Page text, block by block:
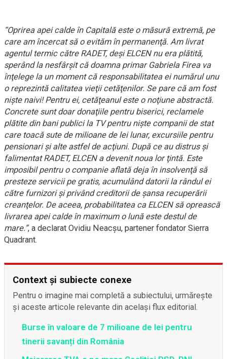
“Oprirea apei calde în Capitală este o măsură extremă, pe
care am încercat să o evităm în permanenţă. Am livrat
agentul termic către RADET, deşi ELCEN nu era plătită,
sperând la nesfârşit că doamna primar Gabriela Firea va
înţelege la un moment că responsabilitatea ei numărul unu
o reprezintă calitatea vieţii cetăţenilor. Se pare că am fost
nişte naivi! Pentru ei, cetăţeanul este o noţiune abstractă.
Concrete sunt doar donaţiile pentru biserici, reclamele
plătite din bani publici la TV pentru nişte companii de stat
care toacă sute de milioane de lei lunar, excursiile pentru
pensionari şi alte astfel de acţiuni. După ce au distrus şi
falimentat RADET, ELCEN a devenit noua lor ţintă. Este
imposibil pentru o companie aflată deja în insolvenţă să
presteze servicii pe gratis, acumulând datorii la rândul ei
către furnizori şi privând creditorii de şansa recuperării
creanţelor. De aceea, probabilitatea ca ELCEN să oprească
livrarea apei calde în maximum o lună este destul de
mare.”, a declarat Ovidiu Neacşu, partener fondator Sierra
Quadrant.
Context și subiecte conexe
Pentru o imagine mai completă a subiectului, urmărește
și aceste articole relevante din același flux editorial.
Burse în valoare de 7 milioane de lei pentru
tinerii savanți din România